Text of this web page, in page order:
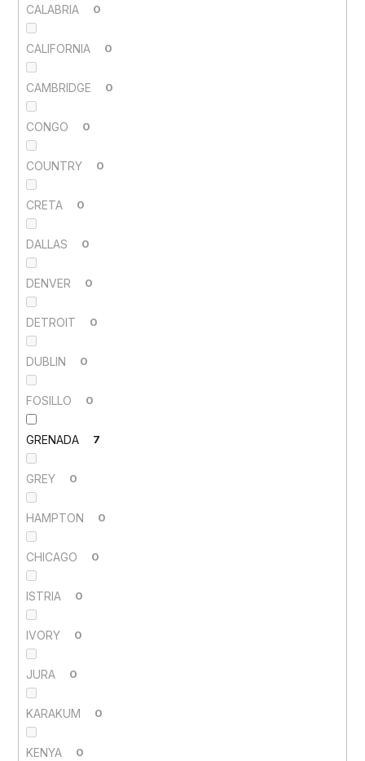
CALABRIA 0
CALIFORNIA 0
CAMBRIDGE 0
CONGO 0
COUNTRY 0
CRETA 0
DALLAS 0
DENVER 0
DETROIT 0
DUBLIN 0
FOSILLO 0
GRENADA 7
GREY 0
HAMPTON 0
CHICAGO 0
ISTRIA 0
IVORY 0
JURA 0
KARAKUM 0
KENYA 0